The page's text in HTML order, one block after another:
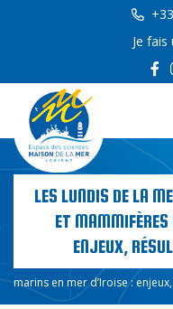
Je fais
LES LUNDIS DE LA
ET MAMMIFÈRES
ENJEUX,
marins en mer d’Iroise :